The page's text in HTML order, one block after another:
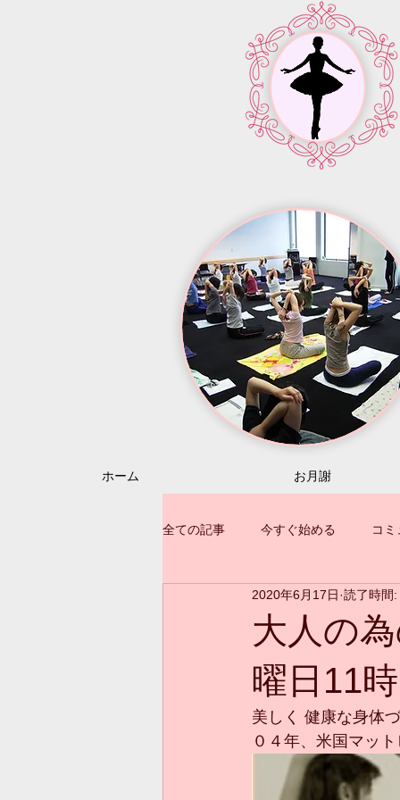
ホーム お月謝
全ての記事 今すぐ始める コ
大人の
曜日11
2020年6月17日 読了時間
美しく 健康な身体
０４年、米国マッ